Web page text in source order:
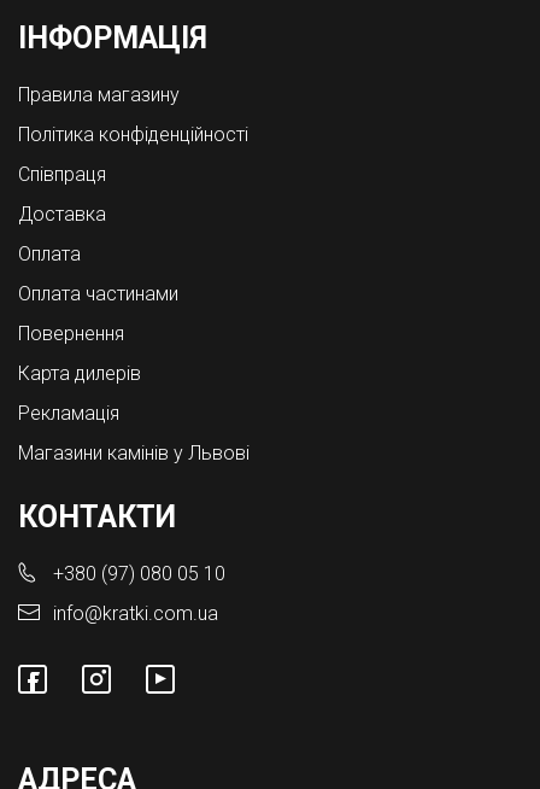
ІНФОРМАЦІЯ
Правила магазину
Політика конфіденційності
Співпраця
Доставка
Оплата
Оплата частинами
Повернення
Карта дилерів
Рекламація
Магазини камінів у Львові
КОНТАКТИ
+380 (97) 080 05 10
info@kratki.com.ua
АДРЕСА